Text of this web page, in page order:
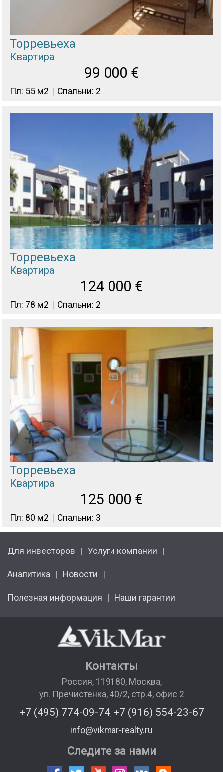
Торревьеха
Квартира
99 000 €
Пл: 55 м2 Спальни: 2
Торревьеха
Квартира
124 000 €
Пл: 78 м2 Спальни: 2
Торревьеха
Квартира
125 000 €
Пл: 80 м2 Спальни: 3
Для инвесторов Услуги компании
Аналитика Новости
Полезная информация Наши гарантии
Контакты
Россия, 119180, Москва,
ул. Пречистенка, 40/2, стр.4, офис 2
+7 (495) 774-09-74, +7 (916) 554-23-67
info@vikmar-realty.ru
Следите за нами